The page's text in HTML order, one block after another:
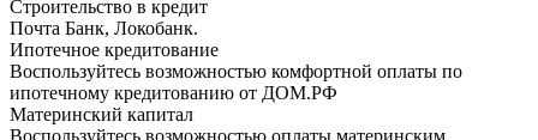
Строительство в кредит
Почта Банк, Локобанк.
Ипотечное кредитование
Воспользуйтесь возможностью комфортной оплаты по
ипотечному кредитованию от ДОМ.РФ
Материнский капитал